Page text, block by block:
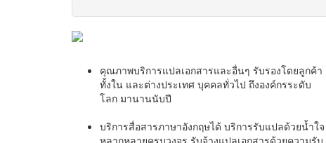
คุณภาพบริการแปลเอกสารและอื่นๆ รับรองโดยลูกค้า
ทั้งใน และต่างประเทศ บุคคลทั่วไป ถึงองค์กรระดับ
โลก มานานนับปี
บริการสื่อสารภาษาอังกฤษได้ บริการรับแปลด้วยน้ำใจ